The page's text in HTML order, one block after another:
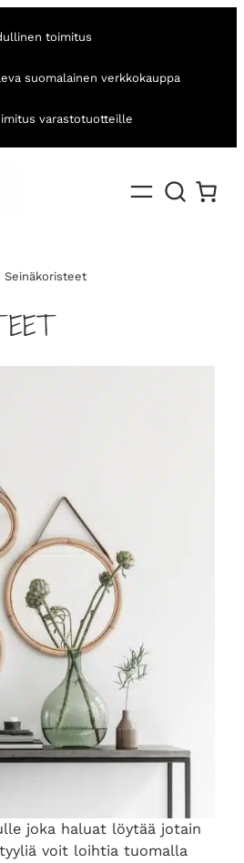
toimitus
suomalainen verkkokauppa
varastotuotteille
Seinäkoristeet
joka haluat löytää jotain
voit loihtia tuomalla